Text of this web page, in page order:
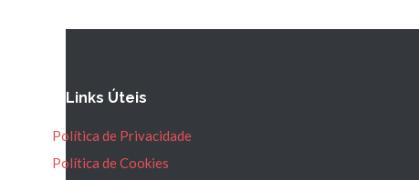
Links Úteis
Política de Privacidade
Política de Cookies